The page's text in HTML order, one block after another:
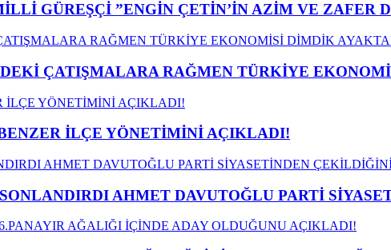
GÜREŞÇİ ”ENGİN ÇETİN’İN AZİM VE ZAFER
ÇATIŞMALARA RAĞMEN TÜRKİYE
İLÇE YÖNETİMİNİ AÇIKLADI!
AHMET DAVUTOĞLU PARTİ